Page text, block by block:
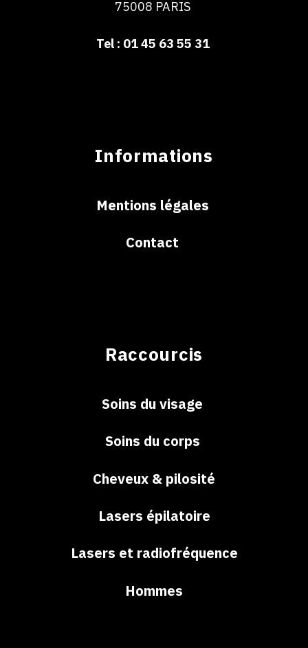
75008 PARIS
Tel : 01 45 63 55 31
Informations
Mentions légales
Contact
Raccourcis
Soins du visage
Soins du corps
Cheveux & pilosité
Lasers épilatoire
Lasers et radiofréquence
Hommes